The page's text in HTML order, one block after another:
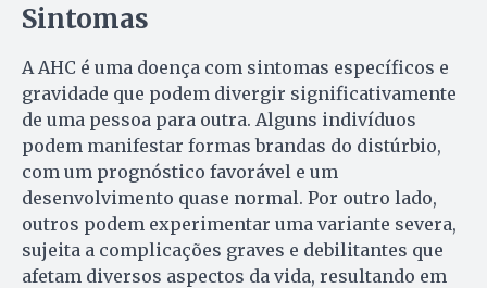
Sintomas
A AHC é uma doença com sintomas específicos e
gravidade que podem divergir significativamente
de uma pessoa para outra. Alguns indivíduos
podem manifestar formas brandas do distúrbio,
com um prognóstico favorável e um
desenvolvimento quase normal. Por outro lado,
outros podem experimentar uma variante severa,
sujeita a complicações graves e debilitantes que
afetam diversos aspectos da vida, resultando em